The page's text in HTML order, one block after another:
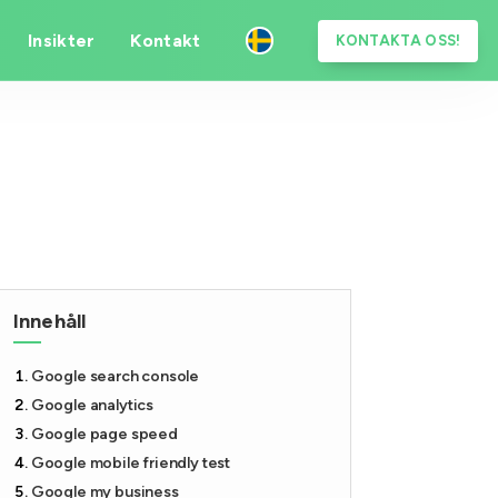
Insikter Kontakt KONTAKTA OSS!
Innehåll
Google search console
Google analytics
Google page speed
Google mobile friendly test
Google my business